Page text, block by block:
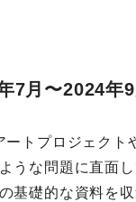
7月〜2024年
トプロジェクト
うな問題に直面
基礎的な資料を収